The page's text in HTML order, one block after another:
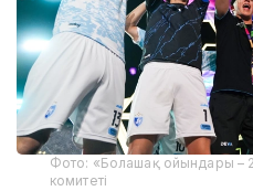
Фото: «Болашақ ойындары –
комитеті